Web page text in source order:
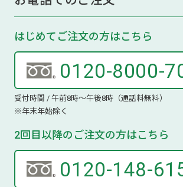
はじめてご注文の方はこちら
0120-8000-
受付時間 / 午前8時～午後8時（通話料無料）
※年末年始除く
2回目以降のご注文の方はこちら
0120-148-